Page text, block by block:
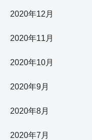
2020年12月
2020年11月
2020年10月
2020年9月
2020年8月
2020年7月